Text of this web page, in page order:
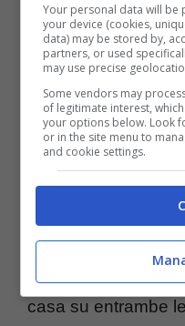
Ci sono dei metodi per
ttiviaggi.it
In un recipiente di
ermetica inserite
biologico.
di legno fino a
diventa compatto
punto potete
casa su entrambe
Your personal data will
your device (cookies,
data) may be stored by,
partners, or used
may use precise
Some vendors may
of legitimate interest,
your options below. Look
or in the site menu to
and cookie settings.